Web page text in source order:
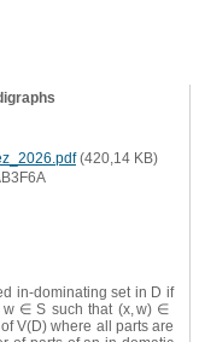
(420,14 KB)
in-dominating set in D if
w ∈ S such that (x, w) ∈
V(D) where all parts are